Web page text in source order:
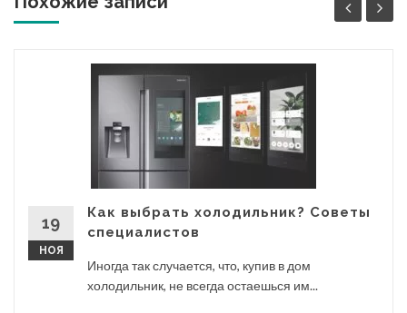
19
НОЯ
Как выбрать холодильник? Советы
специалистов
Иногда так случается, что, купив в дом
холодильник, не всегда остаешься им...